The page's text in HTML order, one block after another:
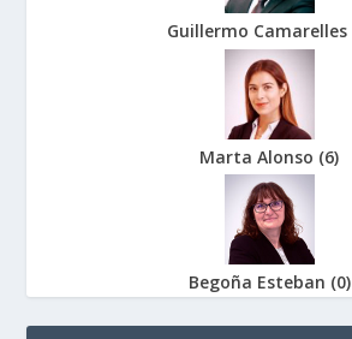
Guillermo Camarelles
Marta Alonso (6)
Begoña Esteban (0)